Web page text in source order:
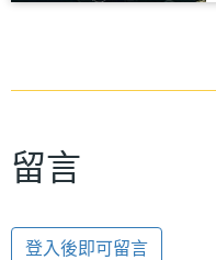
留言
登入後即可留言